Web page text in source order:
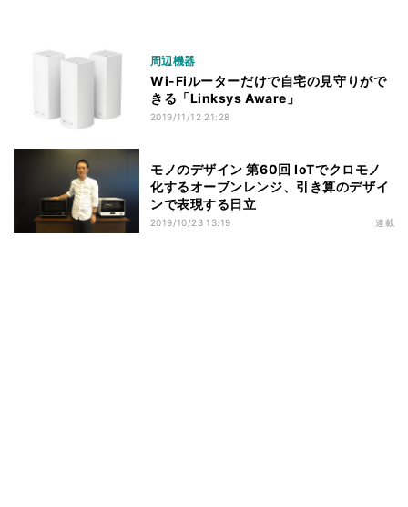
周辺機器
Wi-Fiルーターだけで自宅の見守りがで
きる「Linksys Aware」
2019/11/12 21:28
モノのデザイン 第60回 IoTでクロモノ
化するオーブンレンジ、引き算のデザイ
ンで表現する日立
2019/10/23 13:19 連載